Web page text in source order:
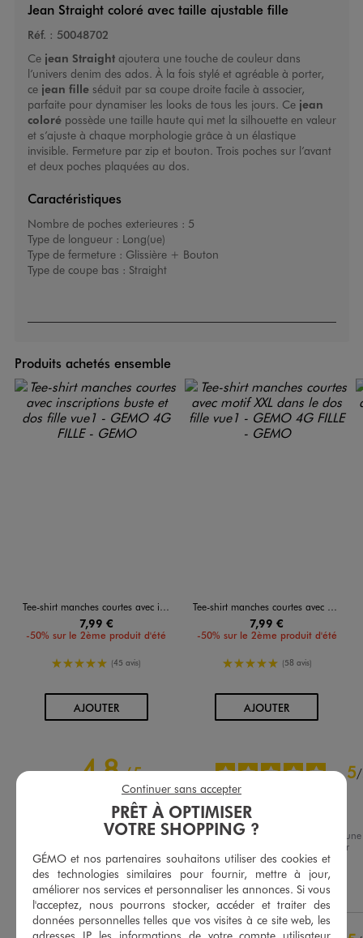
Jean Straight coloré avec taille ajustable fille
Réf. : 50048702
Ce jean Straightajoutera une touche de couleur dans
l’univers denim des ados. À la fois stylé et agréable à porter,
ce jean filleséduit par sa coupe droite facile à associer,
parfaite pour dynamiser les looks de tous les jours. Ce jean
colorépossède une taille haute qui met la silhouette en valeur
et s’ajuste à chaque morphologie grâce à un élastique
invisible. Fermeture par zip et bouton. Trois poches sur l’avant
et deux poches plaquées au dos.
Caractéristiques
Nombre de poches exterieures : 5
Type de longueur : Long(ue)
Type de fermeture : Glissière + Bouton
Type de coupe bas : Straight
Produits achetés ensemble
Tee-shirt manches courtes avec inscriptions buste et dos fille
7,99 €
-50% sur le 2ème produit d'été
5/5 de moyenne
(45 avis)
AJOUTERAU PANIER
Tee-shirt manches courtes avec motif XXL dans le dos fille
7,99 €
-50% sur le 2ème produit d'été
5/5 de moyenne
(58 avis)
AJOUTERAU PANIER
4.8/5
Basé sur
avis soumis à un
contrôle
Voir tous les avis sur ce site
5étoiles
10
étoiles
5/
Avis vérifié et récompensé
Nickel
Avis du 07/08/2026
, suite à une
par
Catherine R.
Utile(0) Signaler
PRÊT À OPTIMISER
VOTRE SHOPPING ?
GÉMO et nos partenaires souhaitons utiliser des cookies et
des technologies similaires pour fournir, mettre à jour,
améliorer nos services et personnaliser les annonces. Si vous
l'acceptez, nous pourrons stocker, accéder et traiter des
données personnelles telles que vos visites à ce site web, les
adresses IP, les informations de votre compte utilisateur
Continuer sans accepter